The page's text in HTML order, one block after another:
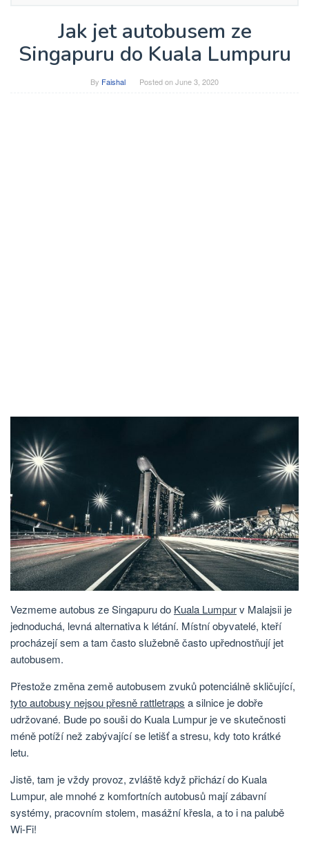
Jak jet autobusem ze
Singapuru do Kuala Lumpuru
By Faishal Posted onJune 3, 2020
Vezmeme autobus ze Singapuru do Kuala Lumpurv Malajsii je
jednoduchá, levná alternativa k létání. Místní obyvatelé, kteří
procházejí sem a tam často služebně často upřednostňují jet
autobusem.
Přestože změna země autobusem zvuků potenciálně skličující,
tyto autobusy nejsou přesně rattletraps a silnice je dobře
udržované. Bude po souši do Kuala Lumpur je ve skutečnosti
méně potíží než zabývající se letišť a stresu, kdy toto krátké
letu.
Jistě, tam je vždy provoz, zvláště když přichází do Kuala
Lumpur, ale mnohé z komfortních autobusů mají zábavní
systémy, pracovním stolem, masážní křesla, a to i na palubě
Wi-Fi!